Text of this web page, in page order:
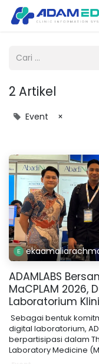
2 Artikel
Event ×
ADAMLABS
MaCPLAM 2026,
Laboratorium
Sebagai bentuk
digital laboratorium,
berpartisipasi dalam
Laboratory Medicine